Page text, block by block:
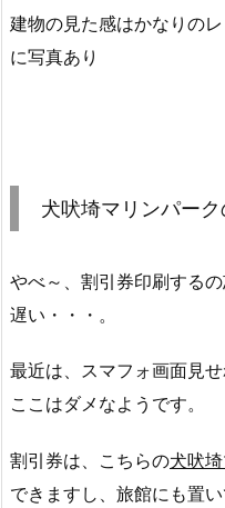
建物の見た感はかなりの
に写真あり
犬吠埼マリンパーク
やべ～、割引券印刷する
遅い・・・。
最近は、スマフォ画面見
ここはダメなようです。
割引券は、こちらの犬吠
できますし、旅館にも置